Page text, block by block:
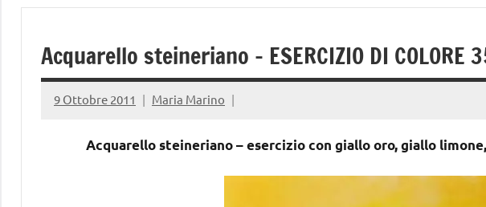
Acquarello steineriano – ESERCIZIO DI COLORE
9 Ottobre 2011 Maria Marino
Acquarello steineriano – esercizio con giallo oro, giallo